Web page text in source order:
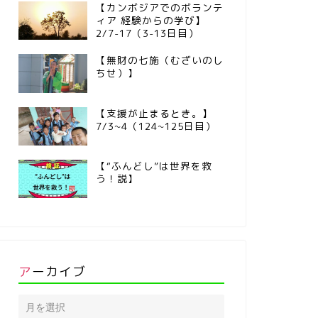
【カンボジアでのボランテ
ィア 経験からの学び】
2/7-17（3-13日目）
【無財の七施（むざいのし
ちせ）】
【支援が止まるとき。】
7/3~4（124~125日目）
【“ふんどし”は世界を救
う！説】
アーカイブ